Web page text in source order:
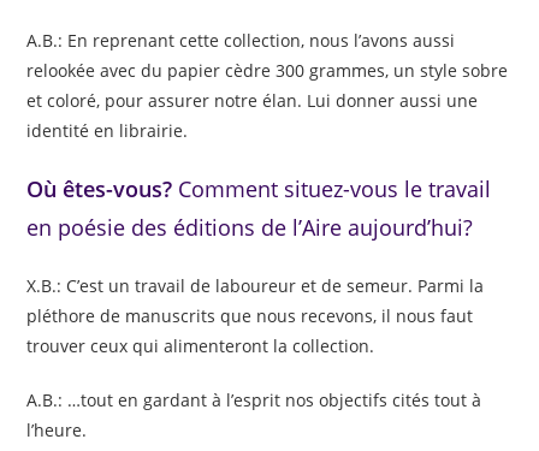
A.B.: En reprenant cette collection, nous l’avons aussi
relookée avec du papier cèdre 300 grammes, un style sobre
et coloré, pour assurer notre élan. Lui donner aussi une
identité en librairie.
Où êtes-vous? Comment situez-vous le travail
en poésie des éditions de l’Aire aujourd’hui?
X.B.: C’est un travail de laboureur et de semeur. Parmi la
pléthore de manuscrits que nous recevons, il nous faut
trouver ceux qui alimenteront la collection.
A.B.: …tout en gardant à l’esprit nos objectifs cités tout à
l’heure.